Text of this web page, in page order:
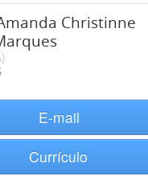
Christinne
E-mail
Currículo